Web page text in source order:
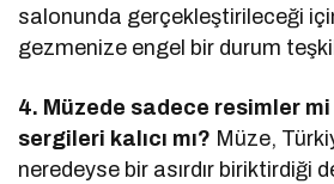
salonunda gerçekleştirileceği
gezmenize engel bir durum
4. Müzede sadece resimler mi
sergileri kalıcı mı? Müze,
neredeyse bir asırdır biriktirdiği